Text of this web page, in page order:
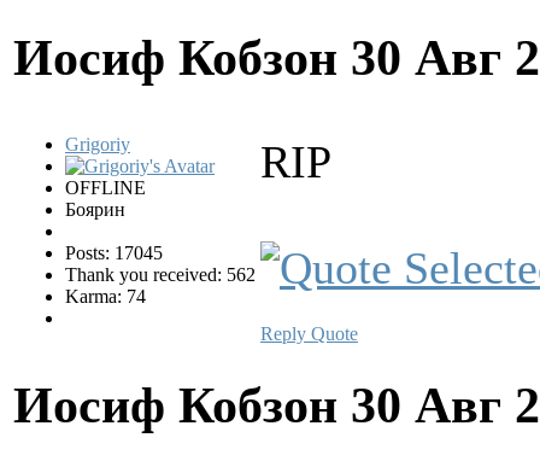
Иосиф Кобзон 30 Авг
Grigoriy
OFFLINE
Боярин
Posts: 17045
Thank you received: 562
Karma: 74
RIP
Reply Quote
Иосиф Кобзон 30 Авг